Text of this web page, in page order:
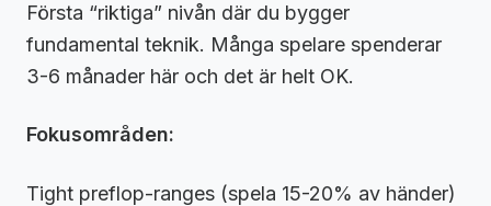
Första “riktiga” nivån där du bygger
fundamental teknik. Många spelare spenderar
3-6 månader här och det är helt OK.
Fokusområden:
Tight preflop-ranges (spela 15-20% av händer)